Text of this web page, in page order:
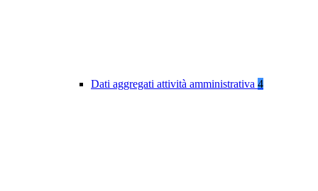
Dati aggregati attività amministrativa 4